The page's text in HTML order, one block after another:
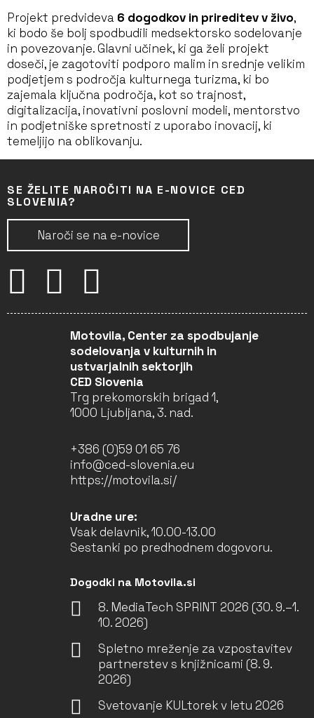
Projekt predvideva 6 dogodkov in prireditev v živo,
ki bodo še bolj spodbudili medsektorsko sodelovanje
in povezovanje. Glavni učinek, ki ga želi projekt
doseči, je zagotoviti podporo malim in srednje velikim
podjetjem s področja kulturnega turizma, ki bo
zajemala ključna področja, kot so trajnost,
digitalizacija, inovativni poslovni modeli, mentorstvo
in podjetniške spretnosti z uporabo inovacij, ki
temeljijo na oblikovanju.
SE ŽELITE NAROČITI NA E-NOVICE CED
SLOVENIA?
Naroči se na e-novice
Motovila, Center za spodbujanje
sodelovanja v kulturnih in
ustvarjalnih sektorjih
CED Slovenia
Trg prekomorskih brigad 1,
1000 Ljubljana, 3. nad.
+386 (0)59 01 65 76
info@ced-slovenia.eu
https://motovila.si/
Uradne ure:
Vsak delavnik, 10.00-13.00
Sestanki po predhodnem dogovoru.
Dogodki na Motovila.si
8. MediaTech SPRINT 2026 (30. 9.–1.
10. 2026)
Spletno mreženje za vzpostavitev
partnerstev s knjižnicami (8. 9.
2026)
Svetovanje KULtorek v letu 2026